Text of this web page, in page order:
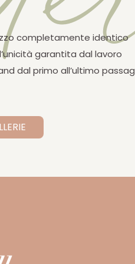
completamente identico
garantita dal lavoro
dal primo all’ultimo